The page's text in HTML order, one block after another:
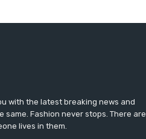
with the latest breaking news and
Fashion never stops. There are
lives in them.